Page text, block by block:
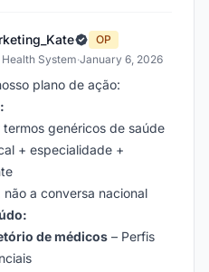
OP
System·January 6, 2026
plano de ação:
genéricos de saúde
+ especialidade +
não a conversa nacional
de médicos – Perfis